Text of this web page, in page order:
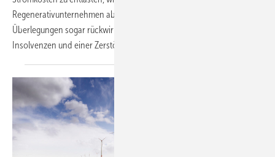
Regenerativunternehmen abschöpfen. Das sollte in ersten
Überlegungen sogar rückwirkend geschehen und hätte zu zahlreiche
Insolvenzen und einer Zerstörung der Energiewende